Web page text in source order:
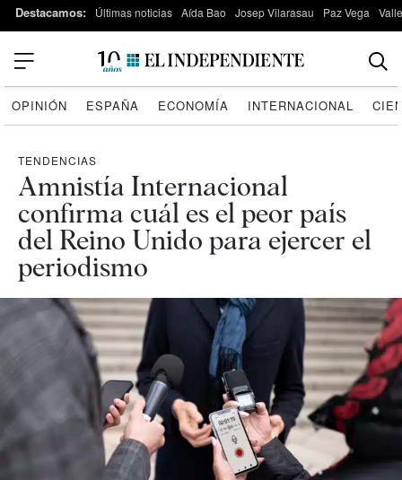
Destacamos: Últimas noticias Aída Bao Josep Vilarasau Paz Vega
OPINIÓN ESPAÑA ECONOMÍA INTERNACIONAL
TENDENCIAS
Amnistía Internacional
confirma cuál es el peor país
del Reino Unido para ejercer el
periodismo